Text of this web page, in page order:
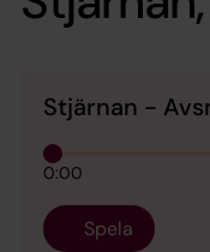
Stjärnan -
0:00
Spela